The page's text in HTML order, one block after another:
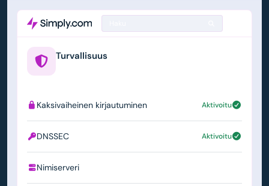
Turvallisuus
Kaksivaiheinen kirjautuminen Aktivoitu
DNSSEC Aktivoitu
Nimiserveri